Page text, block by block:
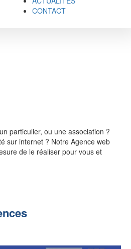
CONTACT
particulier, ou une association ?
sur internet ? Notre Agence web
de le réaliser pour vous et